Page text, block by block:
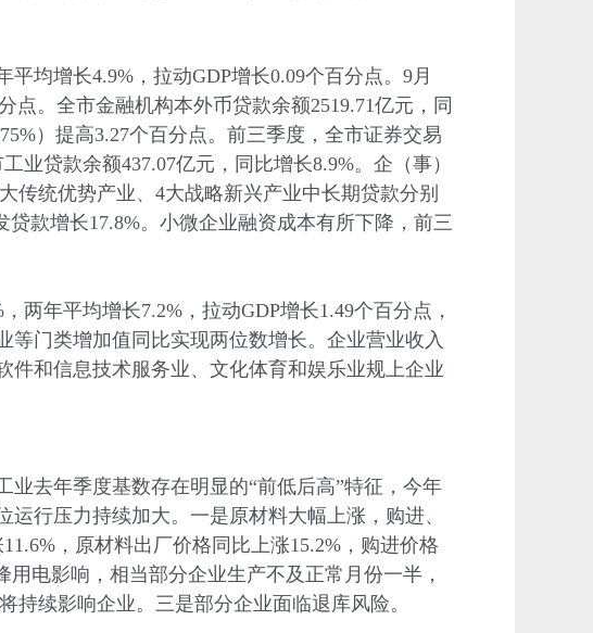
均增长4.9%，拉动GDP增长0.09个百分点。9月
点。全市金融机构本外币贷款余额2519.71亿元，同
）提高3.27个百分点。前三季度，全市证券交易
业贷款余额437.07亿元，同比增长8.9%。企（事）
传统优势产业、4大战略新兴产业中长期贷款分别
款增长17.8%。小微企业融资成本有所下降，前三
年平均增长7.2%，拉动GDP增长1.49个百分点，
门类增加值同比实现两位数增长。企业营业收入
和信息技术服务业、文化体育和娱乐业规上企业
去年季度基数存在明显的“前低后高”特征，今年
行压力持续加大。一是原材料大幅上涨，购进、
，原材料出厂价格同比上涨15.2%，购进价格
电影响，相当部分企业生产不及正常月份一半，
持续影响企业。三是部分企业面临退库风险。